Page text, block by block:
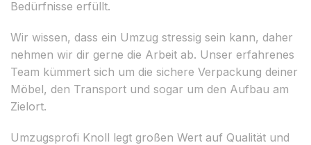
Bedürfnisse erfüllt.
Wir wissen, dass ein Umzug stressig sein kann, daher
nehmen wir dir gerne die Arbeit ab. Unser erfahrenes
Team kümmert sich um die sichere Verpackung deiner
Möbel, den Transport und sogar um den Aufbau am
Zielort.
Umzugsprofi Knoll legt großen Wert auf Qualität und